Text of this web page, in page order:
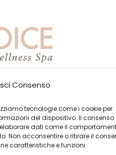
Consenso
tecnologie come i cookie per
del dispositivo. Il consenso
dati come il
Non acconsentire o ritirare il
caratteristiche e funzioni.